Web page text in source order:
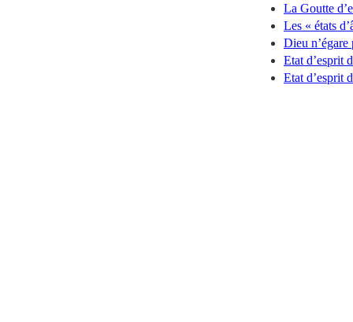
La Goutte
Les « états
Dieu
Etat d’esprit
Etat d’esprit